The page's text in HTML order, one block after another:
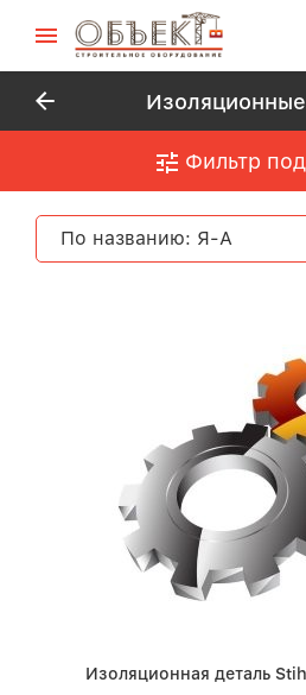
Фильтр
По названию: Я-А
Изоляционная деталь